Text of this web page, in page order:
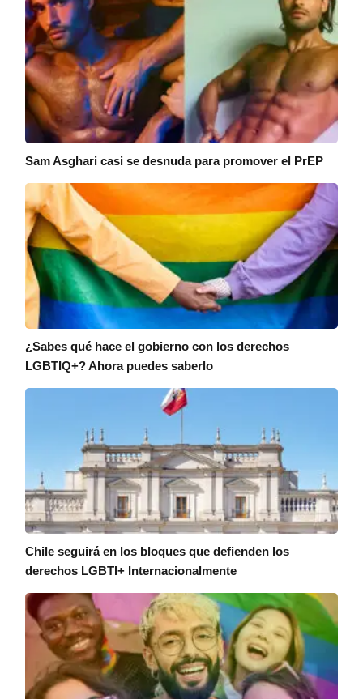
Sam Asghari casi se desnuda para promover el PrEP
¿Sabes qué hace el gobierno con los derechos
LGBTIQ+? Ahora puedes saberlo
Chile seguirá en los bloques que defienden los
derechos LGBTI+ Internacionalmente